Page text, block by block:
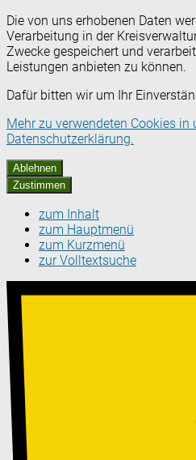
Die von uns erhobenen Daten
Verarbeitung in der
Zwecke gespeichert und
Leistungen anbieten zu können.
Dafür bitten wir um Ihr
Mehr zu verwendeten Cookies in
Datenschutzerklärung.
Ablehnen
Zustimmen
zum Inhalt
zum Hauptmenü
zum Kurzmenü
zur Volltextsuche